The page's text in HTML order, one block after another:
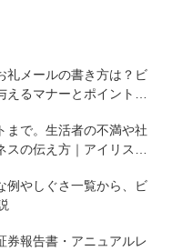
礼メールの書き方は？ビ
るマナーとポイントを
まで。生活者の不満や社
の伝え方｜アイリスオ
例やしぐさ一覧から、ビ
券報告書・アニュアルレ